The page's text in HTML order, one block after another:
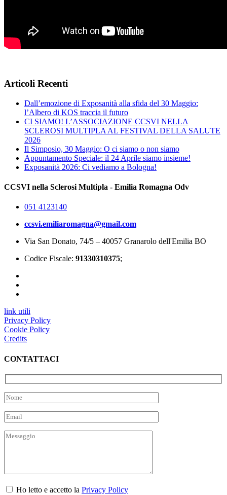
Articoli Recenti
Dall’emozione di Exposanità alla sfida del 30 Maggio:
l’Albero di KOS traccia il futuro
CI SIAMO! L’ASSOCIAZIONE CCSVI NELLA
SCLEROSI MULTIPLA AL FESTIVAL DELLA SALUTE
2026
Il Simposio, 30 Maggio: O ci siamo o non siamo
Appuntamento Speciale: il 24 Aprile siamo insieme!
Exposanità 2026: Ci vediamo a Bologna!
CCSVI nella Sclerosi Multipla - Emilia Romagna Odv
051 4123140
ccsvi.emiliaromagna@gmail.com
Via San Donato, 74/5 – 40057 Granarolo dell'Emilia BO
Codice Fiscale: 91330310375;
link utili
Privacy Policy
Cookie Policy
Credits
CONTATTACI
Ho letto e accetto la Privacy Policy